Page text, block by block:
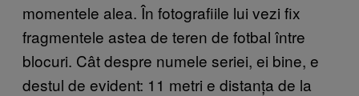
momentele alea. În fotografiile lui vezi fix
fragmentele astea de teren de fotbal între
blocuri. Cât despre numele seriei, ei bine, e
destul de evident: 11 metri e distanța de la